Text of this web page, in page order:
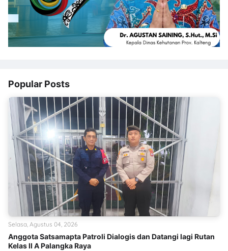
Popular Posts
Anggota Satsamapta Patroli Dialogis dan Datangi lagi Rutan
Kelas II A Palangka Raya
Selasa, Agustus 04, 2026